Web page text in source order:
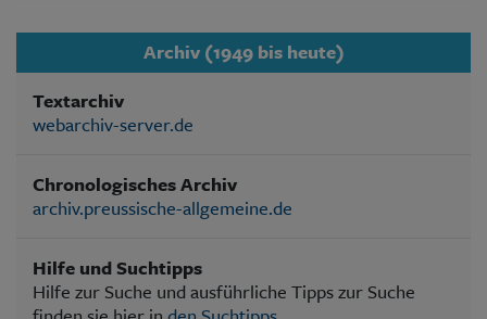
Archiv (1949 bis heute)
Textarchiv
webarchiv-server.de
Chronologisches Archiv
archiv.preussische-allgemeine.de
Hilfe und Suchtipps
Hilfe zur Suche und ausführliche Tipps zur Suche